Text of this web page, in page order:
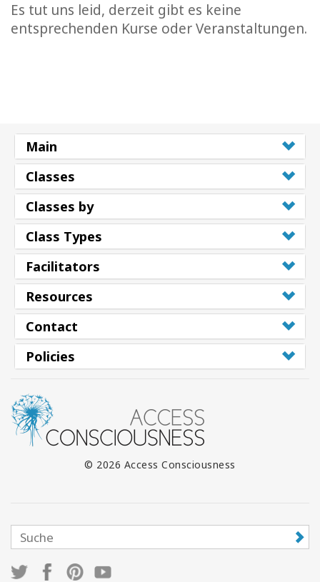
Es tut uns leid, derzeit gibt es keine
entsprechenden Kurse oder Veranstaltungen.
Main
Classes
Classes by
Class Types
Facilitators
Resources
Contact
Policies
© 2026 Access Consciousness